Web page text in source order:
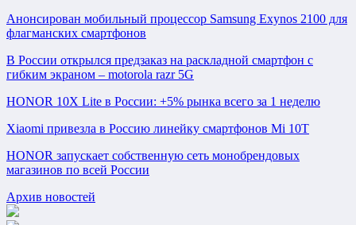
Анонсирован мобильный процессор Samsung Exynos 2100 для
флагманских смартфонов
В России открылся предзаказ на раскладной смартфон с
гибким экраном – motorola razr 5G
HONOR 10X Lite в России: +5% рынка всего за 1 неделю
Xiaomi привезла в Россию линейку смартфонов Mi 10T
HONOR запускает собственную сеть монобрендовых
магазинов по всей России
Архив новостей